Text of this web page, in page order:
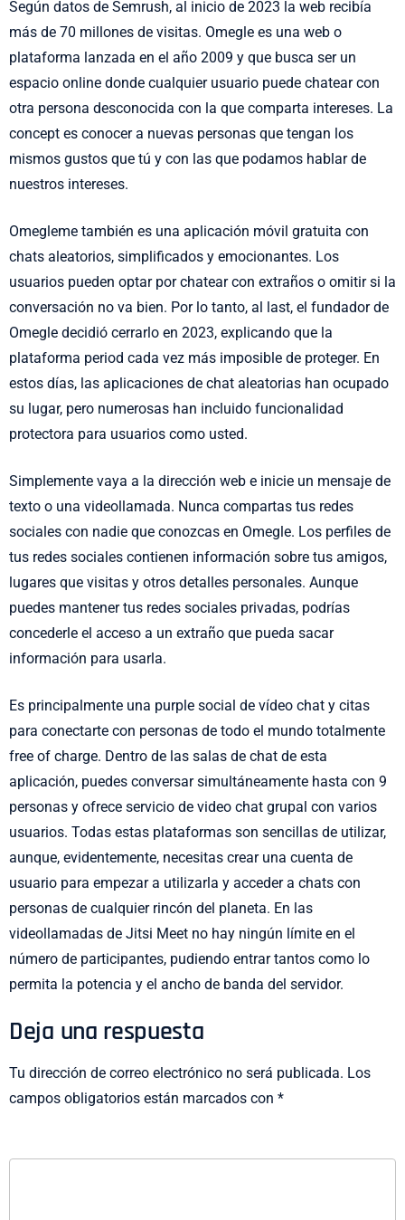
Según datos de Semrush, al inicio de 2023 la web recibía
más de 70 millones de visitas. Omegle es una web o
plataforma lanzada en el año 2009 y que busca ser un
espacio online donde cualquier usuario puede chatear con
otra persona desconocida con la que comparta intereses. La
concept es conocer a nuevas personas que tengan los
mismos gustos que tú y con las que podamos hablar de
nuestros intereses.
Omegleme también es una aplicación móvil gratuita con
chats aleatorios, simplificados y emocionantes. Los
usuarios pueden optar por chatear con extraños o omitir si la
conversación no va bien. Por lo tanto, al last, el fundador de
Omegle decidió cerrarlo en 2023, explicando que la
plataforma period cada vez más imposible de proteger. En
estos días, las aplicaciones de chat aleatorias han ocupado
su lugar, pero numerosas han incluido funcionalidad
protectora para usuarios como usted.
Simplemente vaya a la dirección web e inicie un mensaje de
texto o una videollamada. Nunca compartas tus redes
sociales con nadie que conozcas en Omegle. Los perfiles de
tus redes sociales contienen información sobre tus amigos,
lugares que visitas y otros detalles personales. Aunque
puedes mantener tus redes sociales privadas, podrías
concederle el acceso a un extraño que pueda sacar
información para usarla.
Es principalmente una purple social de vídeo chat y citas
para conectarte con personas de todo el mundo totalmente
free of charge. Dentro de las salas de chat de esta
aplicación, puedes conversar simultáneamente hasta con 9
personas y ofrece servicio de video chat grupal con varios
usuarios. Todas estas plataformas son sencillas de utilizar,
aunque, evidentemente, necesitas crear una cuenta de
usuario para empezar a utilizarla y acceder a chats con
personas de cualquier rincón del planeta. En las
videollamadas de Jitsi Meet no hay ningún límite en el
número de participantes, pudiendo entrar tantos como lo
permita la potencia y el ancho de banda del servidor.
Deja una respuesta
Tu dirección de correo electrónico no será publicada. Los
campos obligatorios están marcados con *